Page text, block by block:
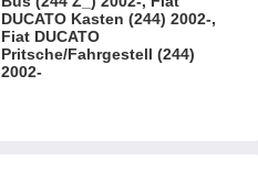
DUCATO Kasten (244) 2002-,
Fiat DUCATO
Pritsche/Fahrgestell (244)
2002-